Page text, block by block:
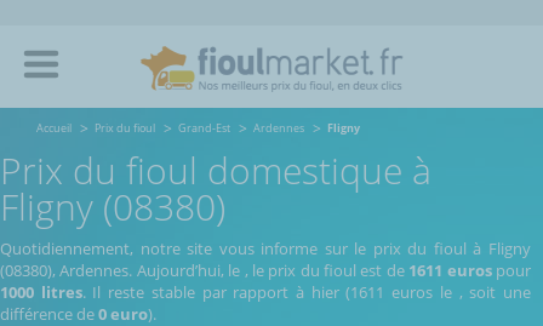
Accueil Prix du fioul Grand-Est Ardennes Fligny
Prix du fioul domestique à
Fligny (08380)
Quotidiennement, notre site vous informe sur le prix du fioul à Fligny
(08380), Ardennes. Aujourd’hui, le , le prix du fioul est de 1611 eurospour
1000 litres. Il reste stable par rapport à hier (1611 euros le , soit une
différence de0 euro).